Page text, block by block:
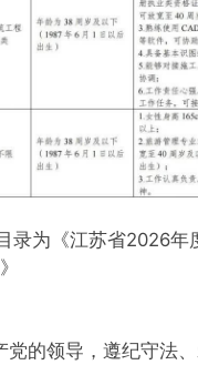
录为《江苏省2026年
党的领导，遵纪守法、